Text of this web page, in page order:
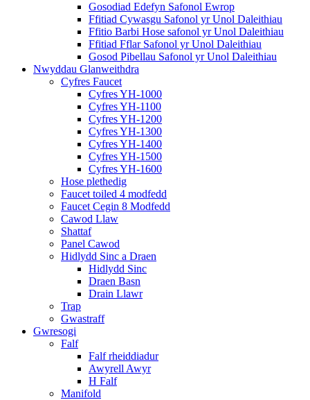
Gosodiad Edefyn Safonol Ewrop
Ffitiad Cywasgu Safonol yr Unol Daleithiau
Ffitio Barbi Hose safonol yr Unol Daleithiau
Ffitiad Fflar Safonol yr Unol Daleithiau
Gosod Pibellau Safonol yr Unol Daleithiau
Nwyddau Glanweithdra
Cyfres Faucet
Cyfres YH-1000
Cyfres YH-1100
Cyfres YH-1200
Cyfres YH-1300
Cyfres YH-1400
Cyfres YH-1500
Cyfres YH-1600
Hose plethedig
Faucet toiled 4 modfedd
Faucet Cegin 8 Modfedd
Cawod Llaw
Shattaf
Panel Cawod
Hidlydd Sinc a Draen
Hidlydd Sinc
Draen Basn
Drain Llawr
Trap
Gwastraff
Gwresogi
Falf
Falf rheiddiadur
Awyrell Awyr
H Falf
Manifold